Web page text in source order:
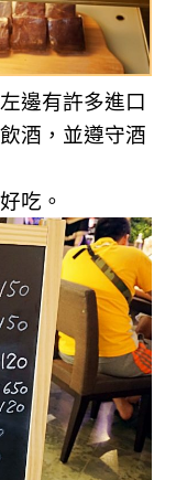
邊有許多進口
酒，並遵守酒
吃。